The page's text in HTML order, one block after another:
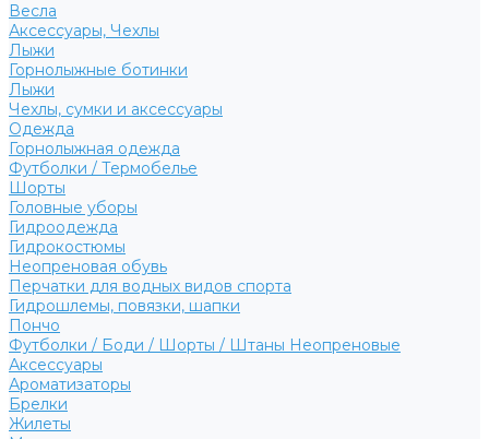
Весла
Аксессуары, Чехлы
Лыжи
Горнолыжные ботинки
Лыжи
Чехлы, сумки и аксессуары
Одежда
Горнолыжная одежда
Футболки / Термобелье
Шорты
Головные уборы
Гидроодежда
Гидрокостюмы
Неопреновая обувь
Перчатки для водных видов спорта
Гидрошлемы, повязки, шапки
Пончо
Футболки / Боди / Шорты / Штаны Неопреновые
Аксессуары
Ароматизаторы
Брелки
Жилеты